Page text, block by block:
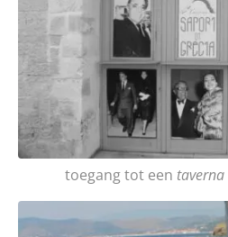
toegang tot een taverna